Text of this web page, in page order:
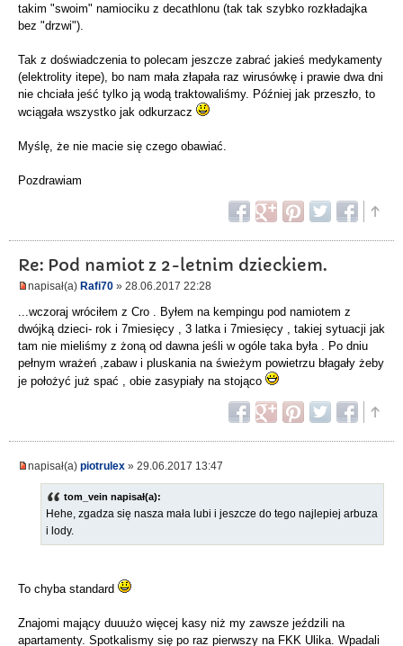
takim "swoim" namiociku z decathlonu (tak tak szybko rozkładajka
bez "drzwi").
Tak z doświadczenia to polecam jeszcze zabrać jakieś medykamenty
(elektrolity itepe), bo nam mała złapała raz wirusówkę i prawie dwa dni
nie chciała jeść tylko ją wodą traktowaliśmy. Później jak przeszło, to
wciągała wszystko jak odkurzacz
Myślę, że nie macie się czego obawiać.
Pozdrawiam
Re: Pod namiot z 2-letnim dzieckiem.
napisał(a) Rafi70 » 28.06.2017 22:28
...wczoraj wróciłem z Cro . Byłem na kempingu pod namiotem z
dwójką dzieci- rok i 7miesięcy , 3 latka i 7miesięcy , takiej sytuacji jak
tam nie mieliśmy z żoną od dawna jeśli w ogóle taka była . Po dniu
pełnym wrażeń ,zabaw i pluskania na świeżym powietrzu błagały żeby
je położyć już spać , obie zasypiały na stojąco
napisał(a) piotrulex » 29.06.2017 13:47
tom_vein napisał(a):
Hehe, zgadza się nasza mała lubi i jeszcze do tego najlepiej arbuza
i lody.
To chyba standard
Znajomi mający duuużo więcej kasy niż my zawsze jeździli na
apartamenty. Spotkalismy się po raz pierwszy na FKK Ulika. Wpadali